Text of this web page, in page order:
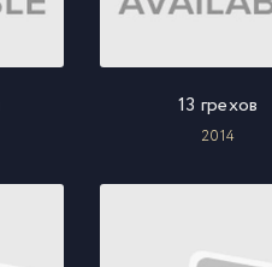
13 грехов
2014